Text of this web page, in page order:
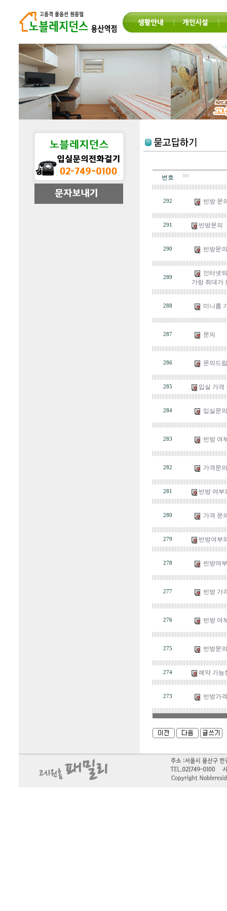
번호
292 빈방 문
291 빈방문의
290 빈방문의
289
인터넷
가랑 최대가
288 미니룸
287 문의
286 문의드
285 입실 가격
284 입실문
283 빈방 여
282 가격문의
281 빈방 여부
280 가격 문
279 빈방여부
278 빈방여
277 빈방 가
276 빈방 여
275 빈방문의
274 예약 가능
273 빈방가